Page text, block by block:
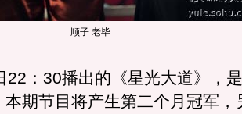
顺子 老毕
：30播出的《星光大道》，
本期节目将产生第二个月冠军，